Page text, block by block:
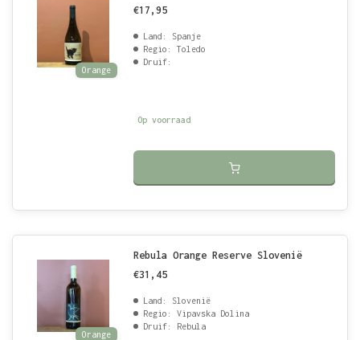
Orange
€17,95
Land: Spanje
Regio: Toledo
Druif:
Op voorraad
Orange
Rebula Orange Reserve Slovenië
€31,45
Land: Slovenië
Regio: Vipavska Dolina
Druif: Rebula